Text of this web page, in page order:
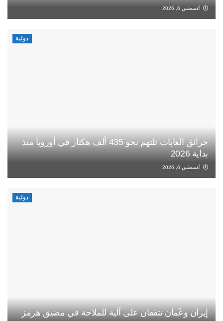
أغسطس 6, 2026
دولية
حرائق الغابات تلتهم نحو 435 ألف هكتار في أوروبا منذ
بداية 2026
أغسطس 6, 2026
دولية
إيران وعُمان تتفقان على آلية للملاحة في مضيق هرمز